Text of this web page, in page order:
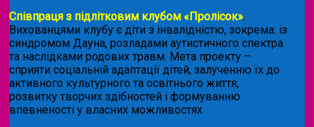
Співпраця з підлітковим клубом «Пролісок».
Вихованцями клубу є діти з інвалідністю, зокрема: із
синдромом Дауна, розладами аутистичного спектра
та наслідками родових травм. Мета проекту –
сприяти соціальній адаптації дітей, залученню їх до
активного культурного та освітнього життя,
розвитку творчих здібностей і формуванню
впевненості у власних можливостях.